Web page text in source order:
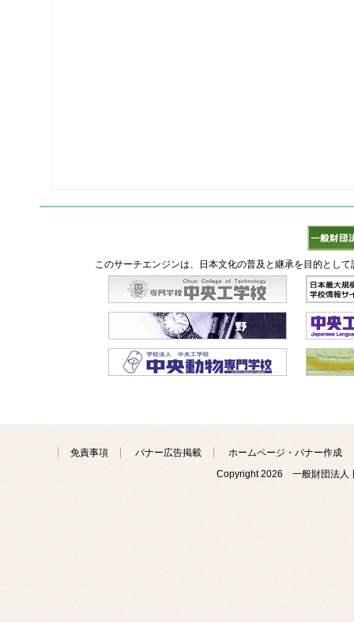
このサーチエンジンは、日本文化の普及と継承を目的とし
免責事項 バナー広告掲載
ホームページ・バナー作成
Copyright2026 一般財団法人